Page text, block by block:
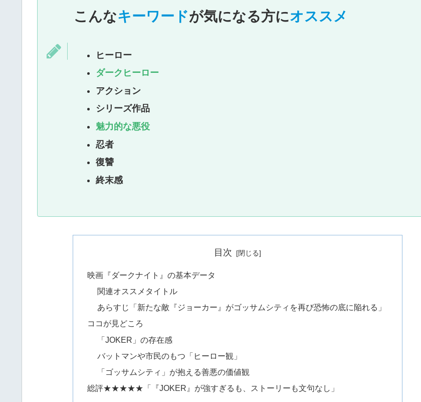
こんなキーワードが気になる方にオススメ
ヒーロー
ダークヒーロー
アクション
シリーズ作品
魅力的な悪役
忍者
復讐
終末感
目次
映画『ダークナイト』の基本データ
関連オススメタイトル
あらすじ「新たな敵『ジョーカー』がゴッサムシティを再び恐怖の底に陥れる」
ココが見どころ
「JOKER」の存在感
バットマンや市民のもつ「ヒーロー観」
「ゴッサムシティ」が抱える善悪の価値観
総評★★★★★「『JOKER』が強すぎるも、ストーリーも文句なし」